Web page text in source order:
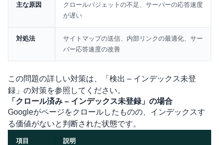
主な原因
クロールバジェットの不足、サーバーの応答速度
が遅い
対処法
サイトマップの送信、内部リンクの最適化、サー
バー応答速度の改善
この問題の詳しい対策は、
「検出 – インデックス未登
録」の対策を参照してください。
「クロール済み – インデックス未登録」の場合
Googleがページをクロールしたものの、インデックスす
る価値がないと判断された状態です。
項目 説明